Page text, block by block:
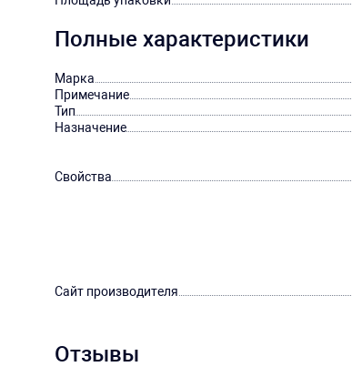
Полные характеристики
Марка
Примечание
Тип
Назначение
Свойства
Сайт производителя
Отзывы